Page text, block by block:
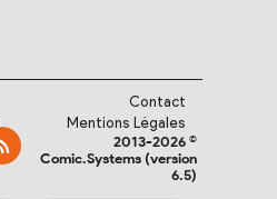
Contact
Mentions Légales
2013-2026 ©
Comic.Systems (version
6.5)